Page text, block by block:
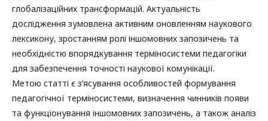
глобалізаційних трансформацій. Актуальність
дослідження зумовлена активним оновленням наукового
лексикону, зростанням ролі іншомовних запозичень та
необхідністю впорядкування терміносистеми педагогіки
для забезпечення точності наукової комунікації.
Метою статті є з’ясування особливостей формування
педагогічної терміносистеми, визначення чинників появи
та функціонування іншомовних запозичень, а також аналіз